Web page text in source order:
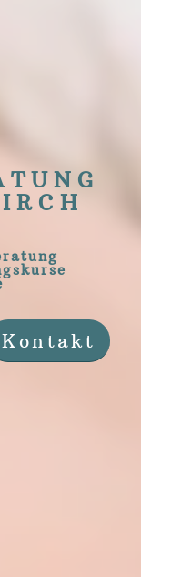
Kontakt